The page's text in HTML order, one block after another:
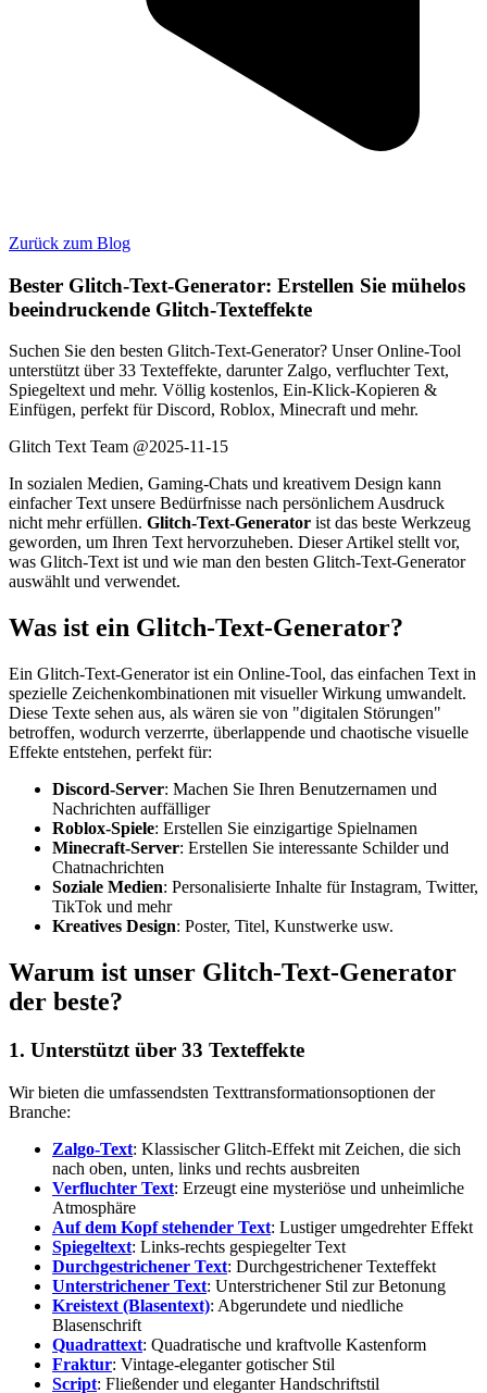
Zurück zum Blog
Bester Glitch-Text-Generator: Erstellen Sie mühelos
beeindruckende Glitch-Texteffekte
Suchen Sie den besten Glitch-Text-Generator? Unser Online-Tool
unterstützt über 33 Texteffekte, darunter Zalgo, verfluchter Text,
Spiegeltext und mehr. Völlig kostenlos, Ein-Klick-Kopieren &
Einfügen, perfekt für Discord, Roblox, Minecraft und mehr.
Glitch Text Team @2025-11-15
In sozialen Medien, Gaming-Chats und kreativem Design kann
einfacher Text unsere Bedürfnisse nach persönlichem Ausdruck
nicht mehr erfüllen. Glitch-Text-Generator ist das beste Werkzeug
geworden, um Ihren Text hervorzuheben. Dieser Artikel stellt vor,
was Glitch-Text ist und wie man den besten Glitch-Text-Generator
auswählt und verwendet.
Was ist ein Glitch-Text-Generator?
Ein Glitch-Text-Generator ist ein Online-Tool, das einfachen Text in
spezielle Zeichenkombinationen mit visueller Wirkung umwandelt.
Diese Texte sehen aus, als wären sie von "digitalen Störungen"
betroffen, wodurch verzerrte, überlappende und chaotische visuelle
Effekte entstehen, perfekt für:
Discord-Server: Machen Sie Ihren Benutzernamen und
Nachrichten auffälliger
Roblox-Spiele: Erstellen Sie einzigartige Spielnamen
Minecraft-Server: Erstellen Sie interessante Schilder und
Chatnachrichten
Soziale Medien: Personalisierte Inhalte für Instagram, Twitter,
TikTok und mehr
Kreatives Design: Poster, Titel, Kunstwerke usw.
Warum ist unser Glitch-Text-Generator
der beste?
1. Unterstützt über 33 Texteffekte
Wir bieten die umfassendsten Texttransformationsoptionen der
Branche:
Zalgo-Text: Klassischer Glitch-Effekt mit Zeichen, die sich
nach oben, unten, links und rechts ausbreiten
Verfluchter Text: Erzeugt eine mysteriöse und unheimliche
Atmosphäre
Auf dem Kopf stehender Text: Lustiger umgedrehter Effekt
Spiegeltext: Links-rechts gespiegelter Text
Durchgestrichener Text: Durchgestrichener Texteffekt
Unterstrichener Text: Unterstrichener Stil zur Betonung
Kreistext (Blasentext): Abgerundete und niedliche
Blasenschrift
Quadrattext: Quadratische und kraftvolle Kastenform
Fraktur: Vintage-eleganter gotischer Stil
Script: Fließender und eleganter Handschriftstil